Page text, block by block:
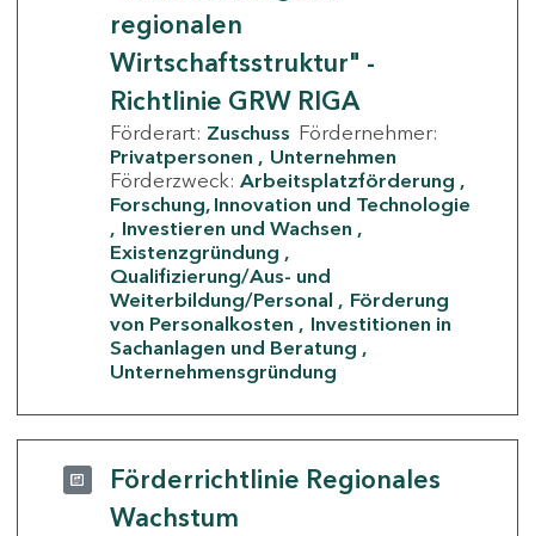
regionalen
Wirtschaftsstruktur" -
Richtlinie GRW RIGA
Förderart: Zuschuss Fördernehmer:
Privatpersonen
Unternehmen
Förderzweck: Arbeitsplatzförderung
Forschung, Innovation und Technologie
Investieren und Wachsen
Existenzgründung
Qualifizierung/Aus- und
Weiterbildung/Personal
Förderung
von Personalkosten
Investitionen in
Sachanlagen und Beratung
Unternehmensgründung
Förderrichtlinie Regionales
Wachstum